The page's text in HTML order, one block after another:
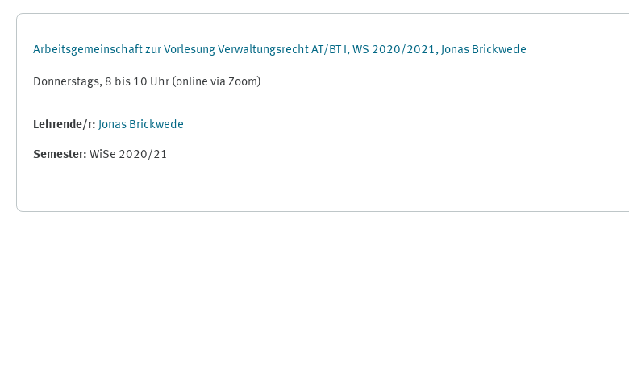
Arbeitsgemeinschaft zur Vorlesung Verwaltungsrecht AT/BT I, WS 2020/2021, Jonas Brickwede
Donnerstags, 8 bis 10 Uhr (online via Zoom)
Lehrende/r: Jonas Brickwede
Semester: WiSe 2020/21